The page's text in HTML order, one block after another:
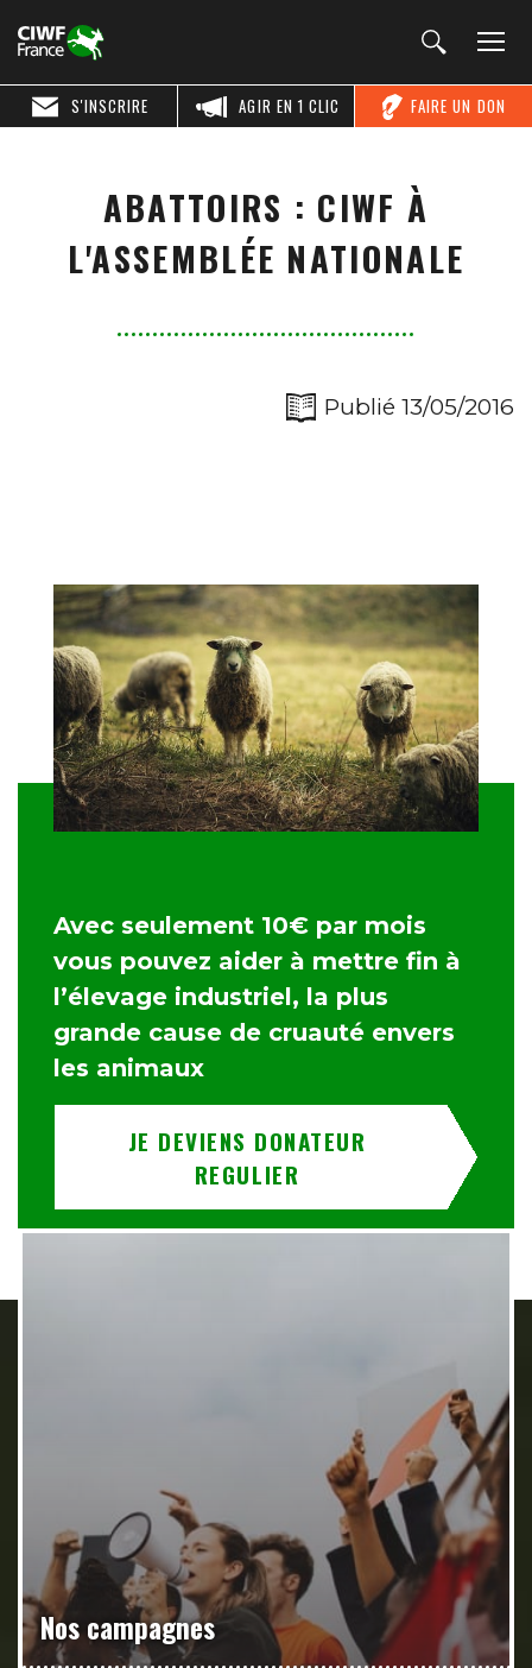
FAIRE UN DON
AGIR EN 1 CLIC
S'INSCRIRE
ABATTOIRS : CIWF À
L'ASSEMBLÉE NATIONALE
Publié 13/05/2016
Avec seulement 10€ par mois
vous pouvez aider à mettre fin à
l’élevage industriel, la plus
grande cause de cruauté envers
les animaux
JE DEVIENS DONATEUR
REGULIER
Nos campagnes